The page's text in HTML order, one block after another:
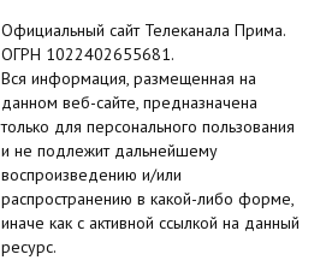
Официальный сайт Телеканала Прима.
ОГРН 1022402655681.
Вся информация, размещенная на
данном веб-сайте, предназначена
только для персонального пользования
и не подлежит дальнейшему
воспроизведению и/или
распространению в какой-либо форме,
иначе как с активной ссылкой на данный
ресурс.